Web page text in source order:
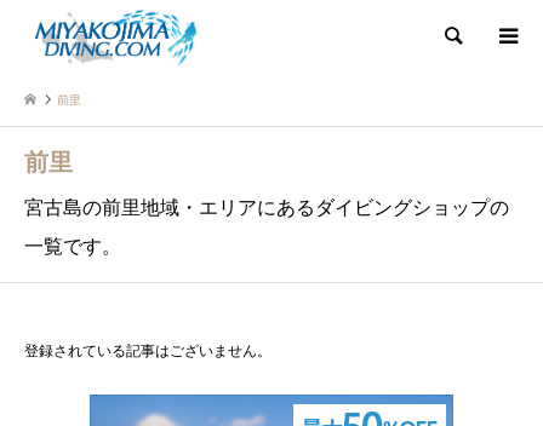
検索
前里
前里
宮古島の前里地域・エリアにあるダイビングショップの
一覧です。
登録されている記事はございません。